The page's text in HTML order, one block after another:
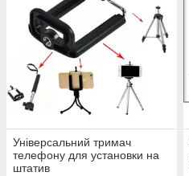
Універсальний тримач
телефону для установки на
штатив